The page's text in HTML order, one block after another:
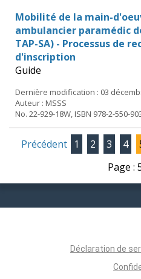
Mobilité de la main-
ambulancier paramédic
TAP-SA) - Processus de
d'inscription
Guide
Dernière modification : 03
Auteur : MSSS
No. 22-929-18W, ISBN 978-2-550-
Précédent 1 2 3 4
Page :
Déclaration de